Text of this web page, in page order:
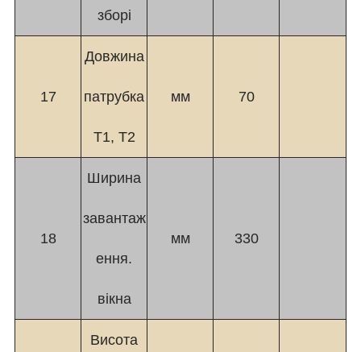
зборі
17
Довжина
патрубка
T1, T2
мм 70
18
Ширина
завантаж
ення.
вікна
мм 330
Висота